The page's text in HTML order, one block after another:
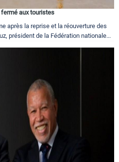
aux touristes
après la reprise et la réouverture des
président de la Fédération nationale...